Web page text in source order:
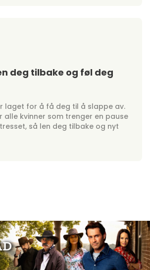
deg tilbake og føl deg
laget for å få deg til å slappe av.
alle kvinner som trenger en pause
så len deg tilbake og nyt